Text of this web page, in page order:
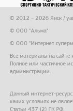
© 2012 – 2026 Янск /
© ООО "Альма"
© ООО "Интернет
Все материалы на сайте
Полное или частичное
администрации.
Данный интернет-
каких условиях не
Статьи 437 (2) ГК РФ.